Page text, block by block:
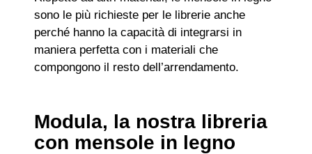
sono le più richieste per le librerie anche
perché hanno la capacità di integrarsi in
maniera perfetta con i materiali che
compongono il resto dell’arrendamento.
Modula, la nostra libreria
con mensole in legno